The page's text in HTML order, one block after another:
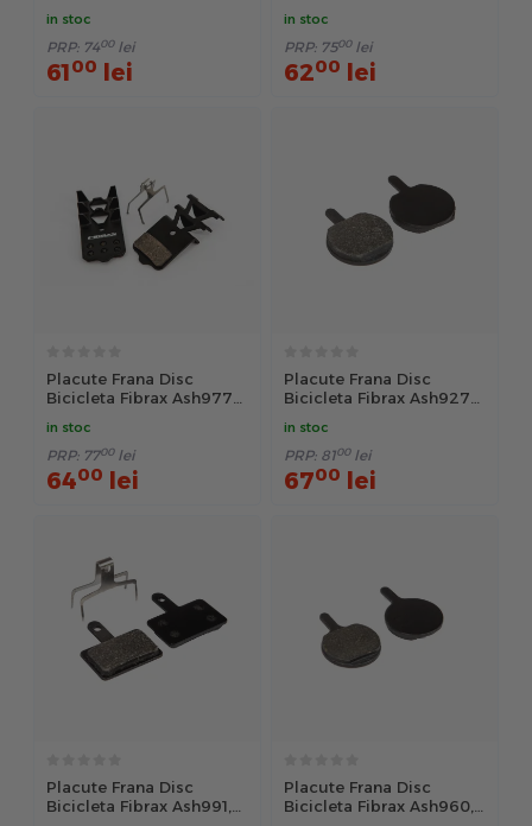
in stoc
PRP: 7400 lei
6100 lei
in stoc
PRP: 7500 lei
6200 lei
Placute Frana Disc
Bicicleta Fibrax Ash977F,
in stoc
PRP: 7700 lei
6400 lei
Placute Frana Disc
Bicicleta Fibrax Ash927
in stoc
PRP: 8100 lei
6700 lei
Placute Frana Disc
Bicicleta Fibrax Ash991,
Placute Frana Disc
Bicicleta Fibrax Ash960,